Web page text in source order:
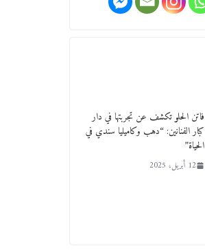
وفاة أسطورة الثمانيات وجيل
فاتن الحلو تكشف عن تجربتها في دار
كبار الفنانين: “دهب وكاميليا سندي في
الحياة”
12 أبريل، 2025